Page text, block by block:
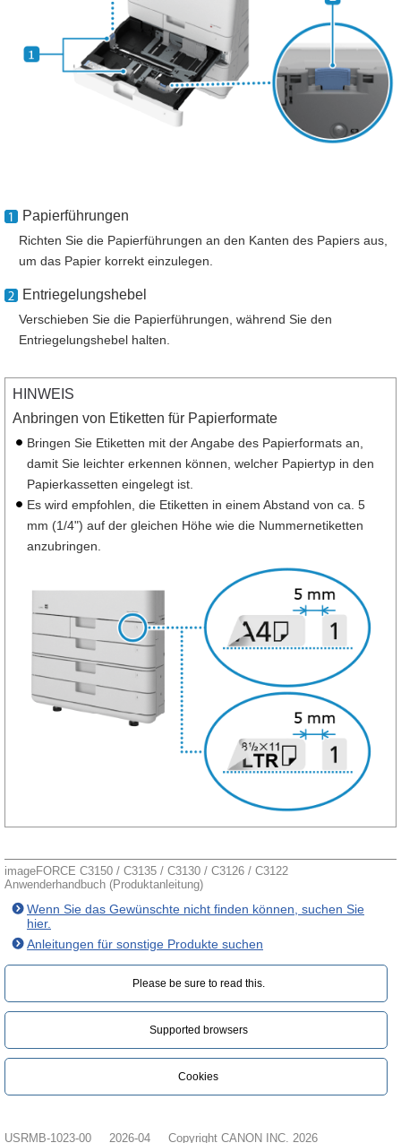
Papierführungen
Richten Sie die Papierführungen an den Kanten des Papiers aus,
um das Papier korrekt einzulegen.
Entriegelungshebel
Verschieben Sie die Papierführungen, während Sie den
Entriegelungshebel halten.
HINWEIS
Anbringen von Etiketten für Papierformate
Bringen Sie Etiketten mit der Angabe des Papierformats an,
damit Sie leichter erkennen können, welcher Papiertyp in den
Papierkassetten eingelegt ist.
Es wird empfohlen, die Etiketten in einem Abstand von ca. 5
mm (1/4") auf der gleichen Höhe wie die Nummernetiketten
anzubringen.
imageFORCE C3150 / C3135 / C3130 / C3126 / C3122
Anwenderhandbuch (Produktanleitung)
Wenn Sie das Gewünschte nicht finden können, suchen Sie
hier.
Anleitungen für sonstige Produkte suchen
Please be sure to read this.‎
Supported browsers
Cookies
USRMB-1023-00 2026-04 Copyright CANON INC. 2026